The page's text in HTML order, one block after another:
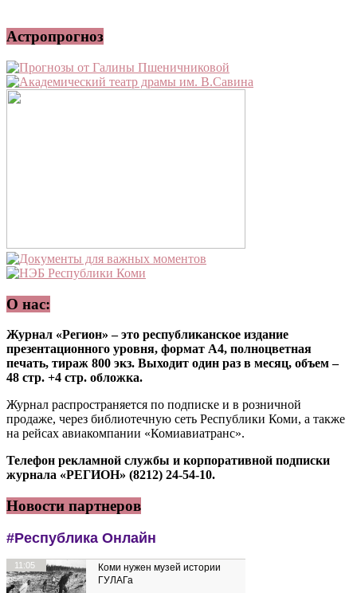
Астропрогноз
О нас:
Журнал «Регион» – это республиканское издание
презентационного уровня, формат А4, полноцветная
печать, тираж 800 экз. Выходит один раз в месяц, объем –
48 стр. +4 стр. обложка.
Журнал распространяется по подписке и в розничной
продаже, через библиотечную сеть Республики Коми, а также
на рейсах авиакомпании «Комиавиатранс».
Телефон рекламной службы и корпоративной подписки
журнала «РЕГИОН» (8212) 24-54-10.
Новости партнеров